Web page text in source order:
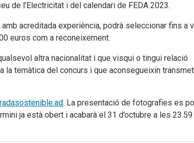
de l’Electricitat i del calendari de FEDA 2023.
acreditada experiència, podrà seleccionar fins a
euros com a reconeixement.
altra nacionalitat i que visqui o tingui relació
la temàtica del concurs i que aconsegueixin
. La presentació de fotografies es
ja està obert i acabarà el 31 d’octubre a les 23.59